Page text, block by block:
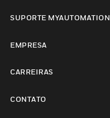
SUPORTE MYAUTOMATION
EMPRESA
CARREIRAS
CONTATO